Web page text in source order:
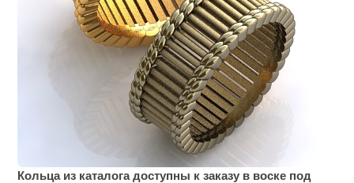
Кольца из каталога доступны к заказу в воске под